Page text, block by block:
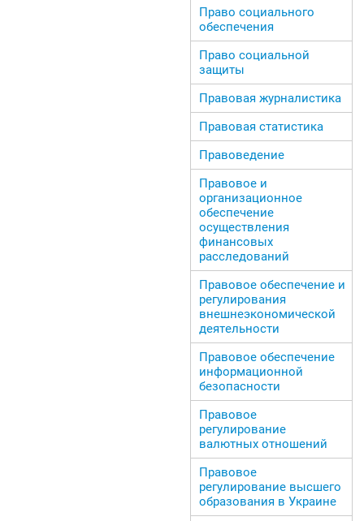
Право социального
обеспечения
Право социальной
защиты
Правовая журналистика
Правовая статистика
Правоведение
Правовое и
организационное
обеспечение
осуществления
финансовых
расследований
Правовое обеспечение и
регулирования
внешнеэкономической
деятельности
Правовое обеспечение
информационной
безопасности
Правовое
регулирование
валютных отношений
Правовое
регулирование высшего
образования в Украине